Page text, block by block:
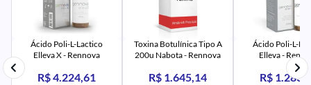
UR
Ácido Poli-L-Lactico
Elleva X - Rennova
R$ 4.224,61
Toxina Botulínica Tipo A
200u Nabota - Rennova
R$ 1.645,14
UR
Ácido Poli-L-
Elleva -
R$